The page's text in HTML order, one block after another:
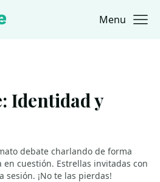
Menu
Identidad y
debate charlando de forma
cuestión. Estrellas invitadas con
sesión. ¡No te las pierdas!